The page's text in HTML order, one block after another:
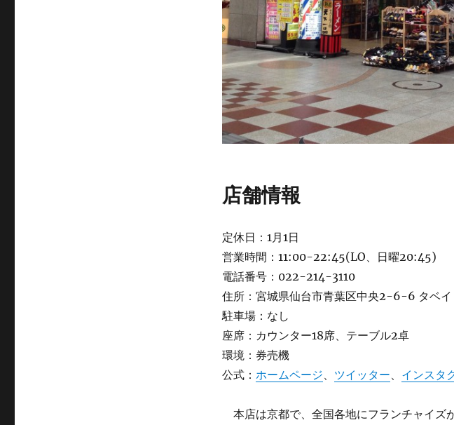
店舗情報
定休日：1月1日
営業時間：11:00-22:45(LO、日曜20:45)
電話番号：022-214-3110
住所：宮城県仙台市青葉区中央2-6-6 タベイ
駐車場：なし
座席：カウンター18席、テーブル2卓
環境：券売機
公式： ホームページ ツイッター インスタ
本店は京都で、全国各地にフランチャイズ